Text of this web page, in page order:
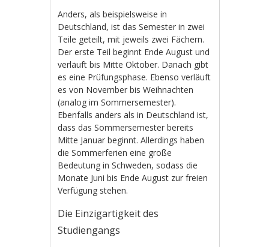
Anders, als beispielsweise in
Deutschland, ist das Semester in zwei
Teile geteilt, mit jeweils zwei Fächern.
Der erste Teil beginnt Ende August und
verläuft bis Mitte Oktober. Danach gibt
es eine Prüfungsphase. Ebenso verläuft
es von November bis Weihnachten
(analog im Sommersemester).
Ebenfalls anders als in Deutschland ist,
dass das Sommersemester bereits
Mitte Januar beginnt. Allerdings haben
die Sommerferien eine große
Bedeutung in Schweden, sodass die
Monate Juni bis Ende August zur freien
Verfügung stehen.
Die Einzigartigkeit des
Studiengangs